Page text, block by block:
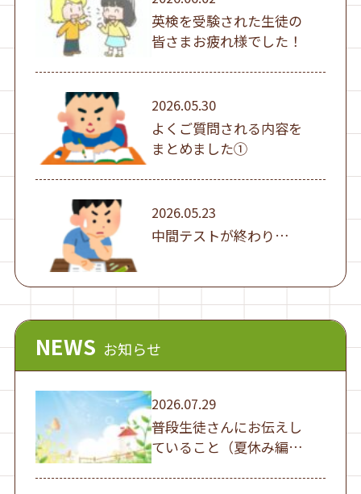
英検を受験された生徒の
皆さまお疲れ様でした！
2026.05.30
よくご質問される内容を
まとめました①
2026.05.23
中間テストが終わり…
NEWS お知らせ
2026.07.29
普段生徒さんにお伝えし
ていること（夏休み編
①）